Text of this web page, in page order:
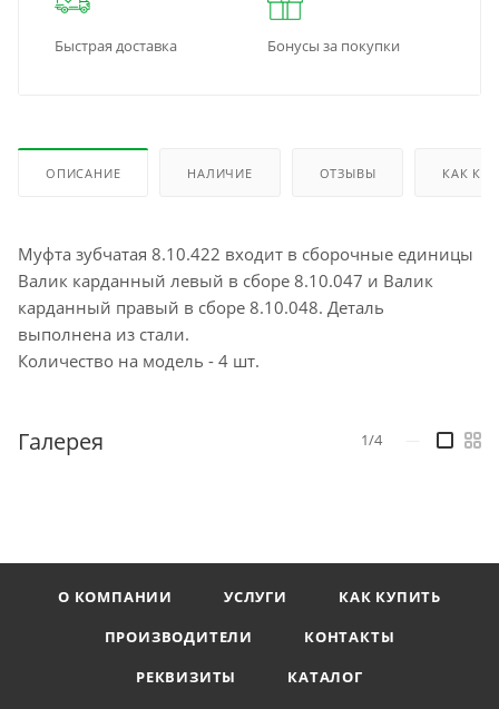
Быстрая доставка Бонусы за покупки
ОПИСАНИЕ НАЛИЧИЕ ОТЗЫВЫ КАК
Муфта зубчатая 8.10.422 входит в сборочные единицы
Валик карданный левый в сборе 8.10.047 и Валик
карданный правый в сборе 8.10.048. Деталь
выполнена из стали.
Количество на модель - 4 шт.
Галерея 1/4
О КОМПАНИИ УСЛУГИ
КАК КУПИТЬ
ПРОИЗВОДИТЕЛИ
КОНТАКТЫ
РЕКВИЗИТЫ
КАТАЛОГ